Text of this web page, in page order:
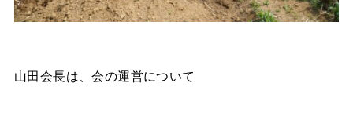
山田会長は、会の運営について